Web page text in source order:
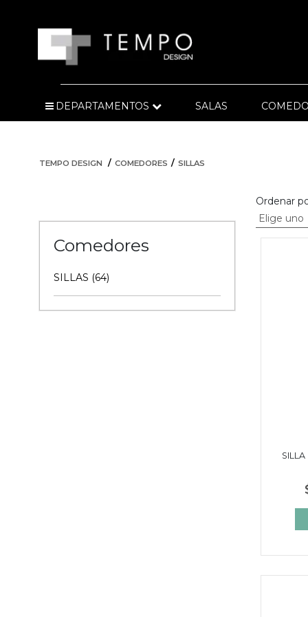
DEPARTAMENTOS SALAS
TEMPO DESIGN COMEDORES SILLAS
Comedores
SILLAS (64)
Ordenar